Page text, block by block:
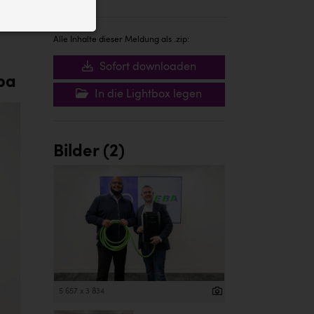
Alle Inhalte dieser Meldung als .zip:
Sofort downloaden
In die Lightbox legen
Bilder (2)
5 657 x 3 834
Website